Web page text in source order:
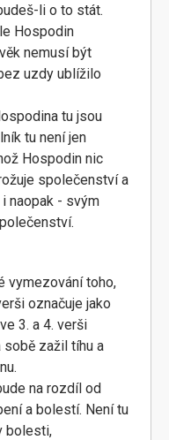
li o to stát.
Hospodin
nemusí být
uzdy ublížilo
tu jsou
tu není jen
Hospodin nic
společenství a
naopak - svým
vymezování toho,
označuje jako
3. a 4. verši
sobě zažil tíhu a
na rozdíl od
a bolestí. Není tu
bolesti,